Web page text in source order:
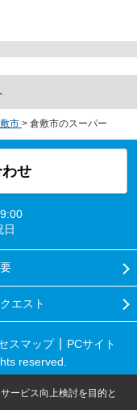
市 > 倉敷市のスーパー
せ
日
エスト
スマップ
PCサイト
reserved.
ービス向上検討を目的と